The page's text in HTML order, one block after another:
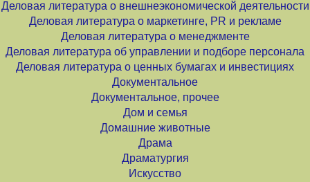
Деловая литература о внешнеэкономической деятельности
Деловая литература о маркетинге, PR и рекламе
Деловая литература о менеджменте
Деловая литература об управлении и подборе персонала
Деловая литература о ценных бумагах и инвестициях
Документальное
Документальное, прочее
Дом и семья
Домашние животные
Драма
Драматургия
Искусство